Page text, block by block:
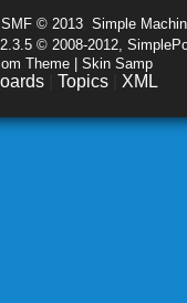
SMF © 2013 Simple
© 2008-2012,
Theme | Skin Samp
Topics XML